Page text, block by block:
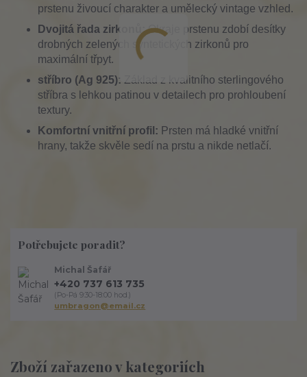
prstenu živoucí charakter a umělecký vintage vzhled.
Dvojitá řada zirkonů:Okraje prstenu zdobí desítky
drobných zelených syntetických zirkonů pro
maximální třpyt.
stříbro (Ag 925): Základ z kvalitního sterlingového
stříbra s lehkou patinou v detailech pro prohloubení
textury.
Komfortní vnitřní profil: Prsten má hladké vnitřní
hrany, takže skvěle sedí na prstu a nikde netlačí.
Zboží zařazeno v kategoriích
Potřebujete poradit?
Michal Šafář
+420 737 613 735
(Po-Pá 9:30-18:00 hod.)
umbragon@email.cz